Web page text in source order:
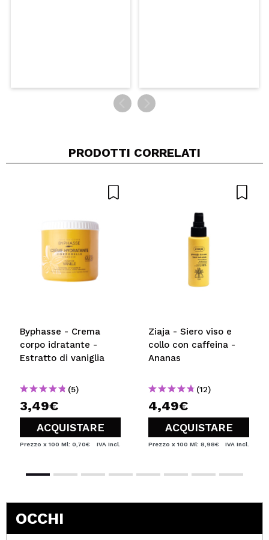
PRODOTTI CORRELATI
Byphasse - Crema
corpo idratante -
Estratto di vaniglia
(5)
3,49€
ACQUISTARE
Prezzo x 100 Ml: 0,70€ IVA Incl.
Ziaja - Siero viso e
collo con caffeina -
Ananas
(12)
4,49€
ACQUISTARE
Prezzo x 100 Ml: 8,98€ IVA Incl.
OCCHI